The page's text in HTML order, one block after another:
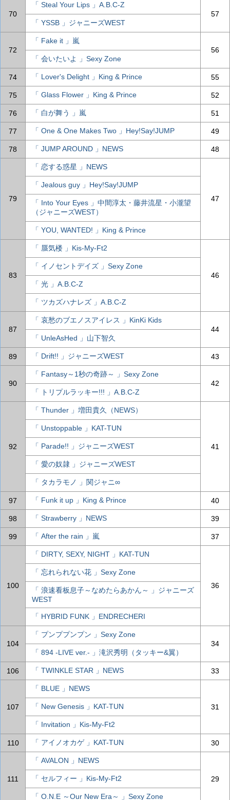
70
「 Steal Your Lips 」A.B.C-Z
57
「 YSSB 」ジャニーズWEST
72
「 Fake it 」嵐
56
「 会いたいよ 」Sexy Zone
74 「 Lover's Delight 」King & Prince 55
75 「 Glass Flower 」King & Prince 52
76 「 白が舞う 」嵐 51
77 「 One & One Makes Two 」Hey!Say!JUMP 49
78 「 JUMP AROUND 」NEWS 48
79
「 恋する惑星 」NEWS
47
「 Jealous guy 」Hey!Say!JUMP
「 Into Your Eyes 」中間淳太・藤井流星・小瀧望
（ジャニーズWEST）
「 YOU, WANTED! 」King & Prince
83
「 蜃気楼 」Kis-My-Ft2
46
「 イノセントデイズ 」Sexy Zone
「 光 」A.B.C-Z
「 ツカズハナレズ 」A.B.C-Z
87
「 哀愁のブエノスアイレス 」KinKi Kids
44
「 UnleAsHed 」山下智久
89 「 Drift!! 」ジャニーズWEST 43
90
「 Fantasy～1秒の奇跡～ 」Sexy Zone
42
「 トリプルラッキー!!! 」A.B.C-Z
92
「 Thunder 」増田貴久（NEWS）
41
「 Unstoppable 」KAT-TUN
「 Parade!! 」ジャニーズWEST
「 愛の奴隷 」ジャニーズWEST
「 タカラモノ 」関ジャニ∞
97 「 Funk it up 」King & Prince 40
98 「 Strawberry 」NEWS 39
99 「 After the rain 」嵐 37
100
「 DIRTY, SEXY, NIGHT 」KAT-TUN
36
「 忘れられない花 」Sexy Zone
「 浪速看板息子～なめたらあかん～ 」ジャニーズ
WEST
「 HYBRID FUNK 」ENDRECHERI
104
「 プンププンプン 」Sexy Zone
34
「 894 -LIVE ver.- 」滝沢秀明（タッキー&翼）
106 「 TWINKLE STAR 」NEWS 33
107
「 BLUE 」NEWS
31
「 New Genesis 」KAT-TUN
「 Invitation 」Kis-My-Ft2
110 「 アイノオカゲ 」KAT-TUN 30
111
「 AVALON 」NEWS
29
「 セルフィー 」Kis-My-Ft2
「 O.N.E ～Our New Era～ 」Sexy Zone